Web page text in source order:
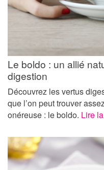
Le boldo : un allié
digestion
Découvrez les vertus
que l’on peut trouver
onéreuse : le boldo. Lire